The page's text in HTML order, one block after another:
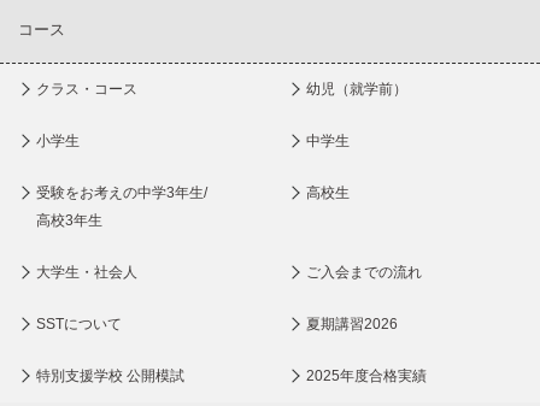
コース
クラス・コース 幼児（就学前）
小学生 中学生
受験をお考えの中学3年生/
高校3年生
高校生
大学生・社会人 ご入会までの流れ
SSTについて 夏期講習2026
特別支援学校 公開模試 2025年度合格実績